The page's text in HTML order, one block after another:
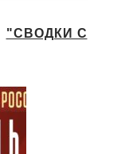
"СВОДКИ С